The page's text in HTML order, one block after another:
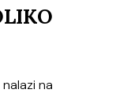
na